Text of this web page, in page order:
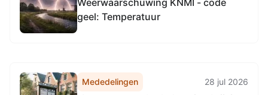
Weerwaarschuwing KNMI - code
geel: Temperatuur
Mededelingen 28 jul 2026